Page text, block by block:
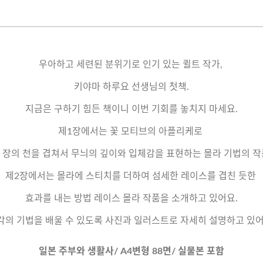
우아하고 세련된 분위기로 인기 있는 퀼트 작가,
키야마 하루요 선생님의 첫책.
지금은 구하기 힘든 책이니 이번 기회를 놓치지 마세요.
제1장에서는 꽃 모티브의 아플리케로
장의 천을 겹쳐서 무늬의 깊이와 입체감을 표현하는 몰라 기법의 작
제2장에서는 몰라에 스티치를 더하여 섬세한 레이스를 겹친 듯한
효과를 내는 방법 레이스 몰라 작품을 소개하고 있어요.
의 기법을 배울 수 있도록 사진과 일러스트로 자세히 설명하고 있
일본 주부와 생활사/ A4변형 88면/ 실물본 포함